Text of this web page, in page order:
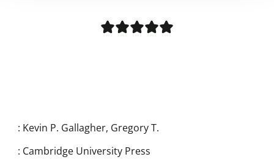
: Kevin P. Gallagher, Gregory T.
: Cambridge University Press